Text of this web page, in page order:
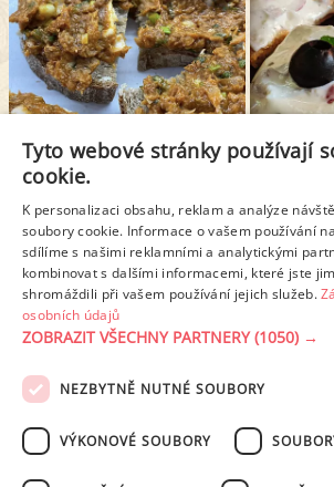
SLEĎOVÁ POMAZÁNKA
1 2 3 4 5
Další stránka >
PODMÍNKY UŽITÍ ZÁSADY OCHRANY
NASTAVENÍ COOKIES
Tyto webové stránky používají
cookie.
K personalizaci obsahu, reklam a analýze
soubory cookie. Informace o vašem používání
sdílíme s našimi reklamními a analytickými
kombinovat s dalšími informacemi, které jste
shromáždili při vašem používání jejich služeb.
osobních údajů
ZOBRAZIT VŠECHNY PARTNERY(1050) →
NEZBYTNĚ NUTNÉ SOUBORY
VÝKONOVÉ SOUBORY